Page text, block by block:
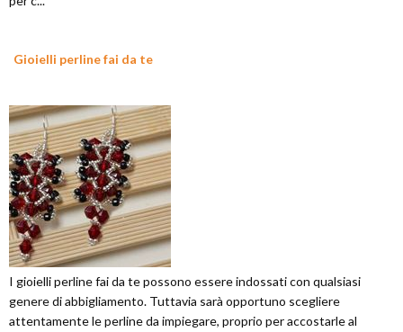
Gioielli perline fai da te
I gioielli perline fai da te possono essere indossati con qualsiasi
genere di abbigliamento. Tuttavia sarà opportuno scegliere
attentamente le perline da impiegare, proprio per accostarle al